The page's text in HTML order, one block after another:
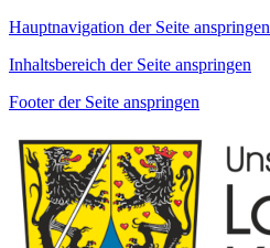
Hauptnavigation der Seite anspringen
Inhaltsbereich der Seite anspringen
Footer der Seite anspringen